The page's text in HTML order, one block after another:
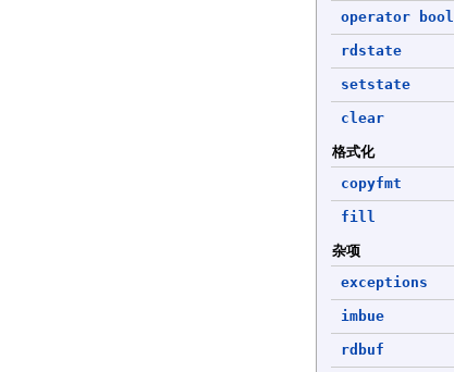
operator bool
rdstate
setstate
clear
格式化
copyfmt
fill
杂项
exceptions
imbue
rdbuf